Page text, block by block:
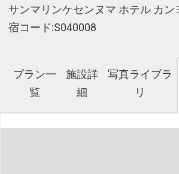
サンマリンケセンヌマ ホテル カン
宿コード:S040008
プラン一
覧
施設詳
細
写真ライブラ
リ